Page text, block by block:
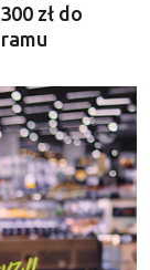
zł do